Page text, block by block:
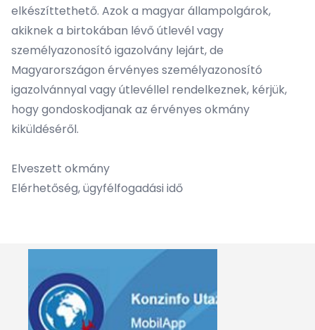
elkészíttethető. Azok a magyar állampolgárok,
akiknek a birtokában lévő útlevél vagy
személyazonosító igazolvány lejárt, de
Magyarországon érvényes személyazonosító
igazolvánnyal vagy útlevéllel rendelkeznek, kérjük,
hogy gondoskodjanak az érvényes okmány
kiküldéséről.
Elveszett okmány
Elérhetőség, ügyfélfogadási idő